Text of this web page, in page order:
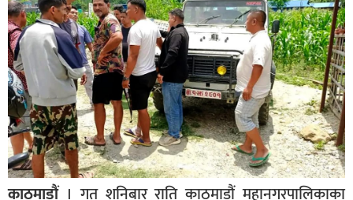
सुदूरपश्चिम
मधेश
विशेष
राजनीति
प्रमुख
समाचार
राष्ट्रिय
काठमाडौं। गत शनिबार राति काठमाडौं महानगरपालिकाका